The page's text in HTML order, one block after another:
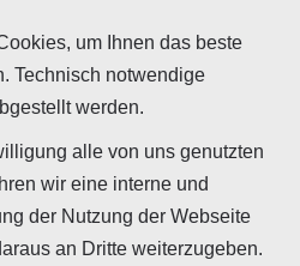
die Verbindungen in
um Ihnen das beste
Technisch notwendige
werden.
alle von uns genutzten
wir eine interne und
der Nutzung der Webseite
an Dritte weiterzugeben.